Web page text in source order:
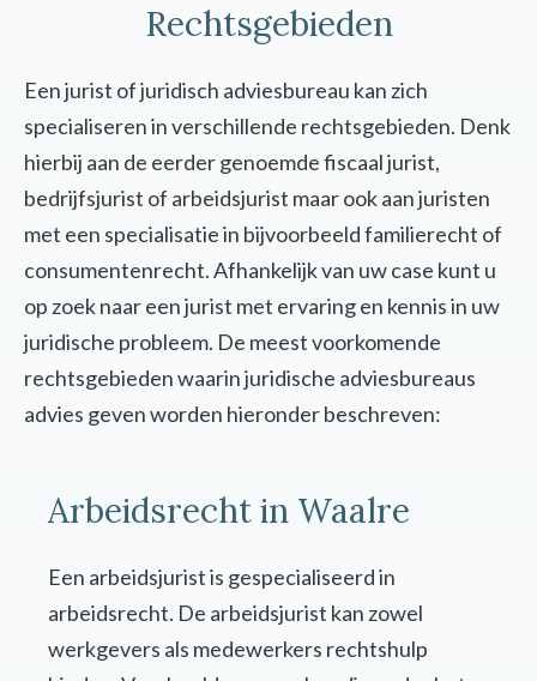
Rechtsgebieden
Een jurist of juridisch adviesbureau kan zich
specialiseren in verschillende rechtsgebieden. Denk
hierbij aan de eerder genoemde fiscaal jurist,
bedrijfsjurist of arbeidsjurist maar ook aan juristen
met een specialisatie in bijvoorbeeld familierecht of
consumentenrecht. Afhankelijk van uw case kunt u
op zoek naar een jurist met ervaring en kennis in uw
juridische probleem. De meest voorkomende
rechtsgebieden waarin juridische adviesbureaus
advies geven worden hieronder beschreven:
Arbeidsrecht in Waalre
Een arbeidsjurist is gespecialiseerd in
arbeidsrecht. De arbeidsjurist kan zowel
werkgevers als medewerkers rechtshulp